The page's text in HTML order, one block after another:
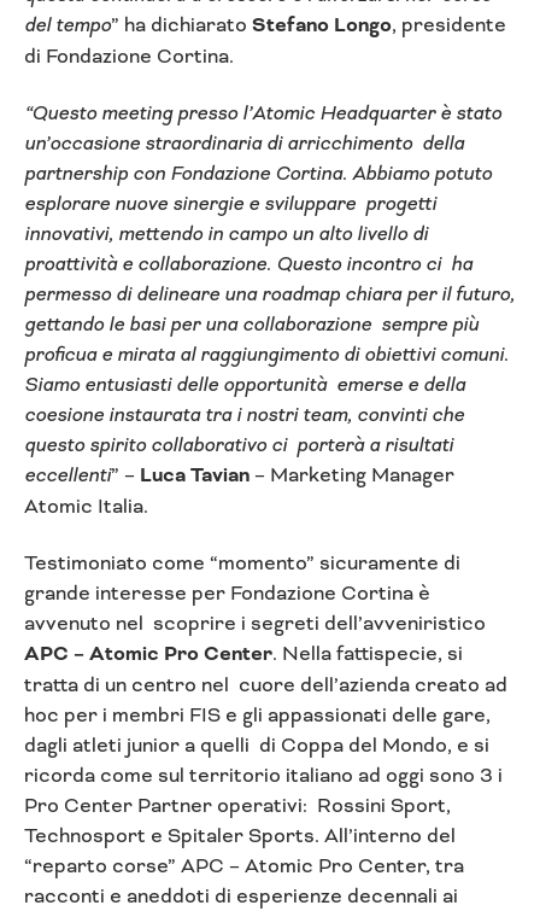
del tempo” ha dichiarato Stefano Longo, presidente
di Fondazione Cortina.
“Questo meeting presso l’Atomic Headquarter è stato
un’occasione straordinaria di arricchimento della
partnership con Fondazione Cortina. Abbiamo potuto
esplorare nuove sinergie e sviluppare progetti
innovativi, mettendo in campo un alto livello di
proattività e collaborazione. Questo incontro ci ha
permesso di delineare una roadmap chiara per il futuro,
gettando le basi per una collaborazione sempre più
proficua e mirata al raggiungimento di obiettivi comuni.
Siamo entusiasti delle opportunità emerse e della
coesione instaurata tra i nostri team, convinti che
questo spirito collaborativo ci porterà a risultati
eccellenti” – Luca Tavian – Marketing Manager
Atomic Italia.
Testimoniato come “momento” sicuramente di
grande interesse per Fondazione Cortina è
avvenuto nel scoprire i segreti dell’avveniristico
APC – Atomic Pro Center. Nella fattispecie, si
tratta di un centro nel cuore dell’azienda creato ad
hoc per i membri FIS e gli appassionati delle gare,
dagli atleti junior a quelli di Coppa del Mondo, e si
ricorda come sul territorio italiano ad oggi sono 3 i
Pro Center Partner operativi: Rossini Sport,
Technosport e Spitaler Sports. All’interno del
“reparto corse” APC – Atomic Pro Center, tra
racconti e aneddoti di esperienze decennali ai